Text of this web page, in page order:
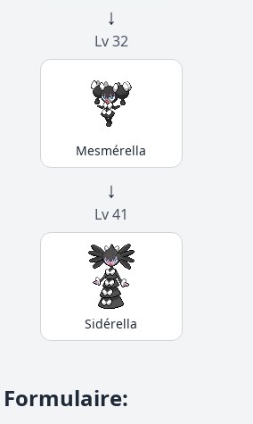
↓
Lv 32
Mesmérella
↓
Lv 41
Sidérella
Formulaire: